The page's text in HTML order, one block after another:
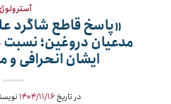
«پاسخ قاطع شاگرد
مدعیان دروغین؛ نسبت
ایشان انحرافی
در تاریخ۱۴۰۴/۱۱/۱۶